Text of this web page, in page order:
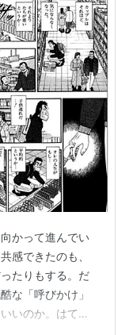
!!
退社。
る一方、番組制作
かって進んでい
感できたのも、
たりもする。だ
な「呼びかけ」
いのか。はてな